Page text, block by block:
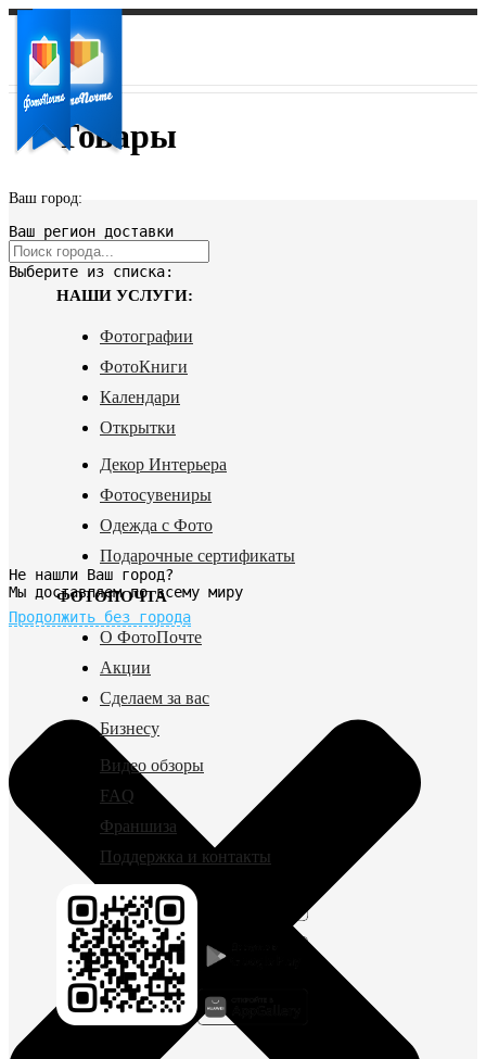
Ваш город:
Ваш регион доставки
Выберите из списка:
Не нашли Ваш город?
Мы доставляем по всему миру
Продолжить без города
Товары
НАШИ УСЛУГИ:
Фотографии
ФотоКниги
Календари
Открытки
Декор Интерьера
Фотосувениры
Одежда с Фото
Подарочные сертификаты
ФОТОПОЧТА
О ФотоПочте
Акции
Сделаем за вас
Бизнесу
Видео обзоры
FAQ
Франшиза
Поддержка и контакты